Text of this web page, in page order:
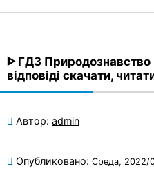
ᐈ ГДЗ Природознавство
відповіді скачати,
Автор: admin
Опубликовано: Среда, 2022/